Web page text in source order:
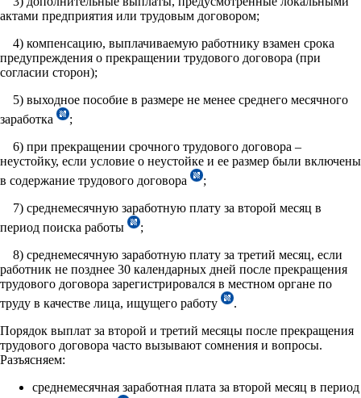
актами предприятия или трудовым договором;
4) компенсацию, выплачиваемую работнику взамен срока
предупреждения о прекращении трудового договора (при
согласии сторон);
5) выходное пособие в размере не менее среднего месячного
заработка
;
6) при прекращении срочного трудового договора –
неустойку, если условие о неустойке и ее размер были включены
в содержание трудового договора
;
7) среднемесячную заработную плату за второй месяц в
период поиска работы
;
8) среднемесячную заработную плату за третий месяц, если
работник не позднее 30 календарных дней после прекращения
трудового договора зарегистрировался в местном органе по
труду в качестве лица, ищущего работу
.
Порядок выплат за второй и третий месяцы после прекращения
трудового договора часто вызывают сомнения и вопросы.
Разъясняем:
среднемесячная заработная плата за второй месяц в период